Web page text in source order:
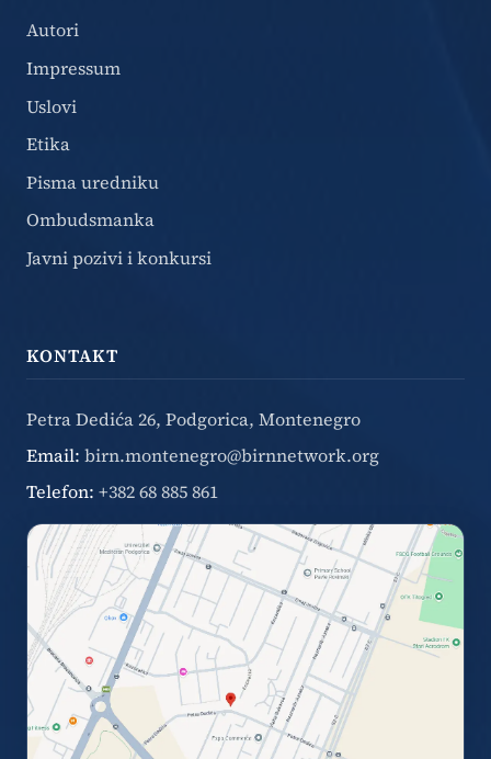
Autori
Impressum
Uslovi
Etika
Pisma uredniku
Ombudsmanka
Javni pozivi i konkursi
KONTAKT
Petra Dedića 26, Podgorica, Montenegro
Email: birn.montenegro@birnnetwork.org
Telefon: +382 68 885 861